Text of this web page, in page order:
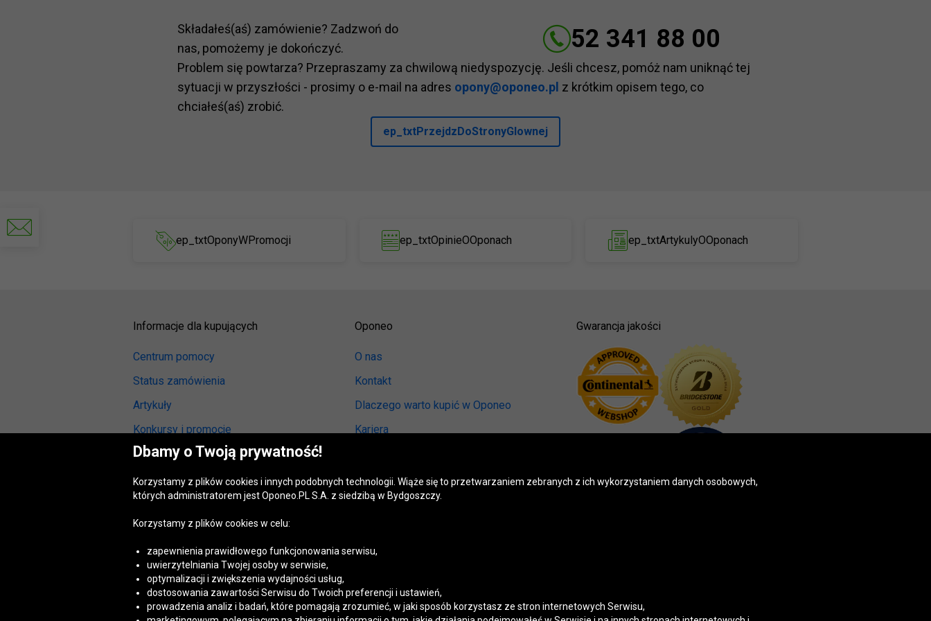
Składałeś(aś) zamówienie? Zadzwoń do
nas, pomożemy je dokończyć.
52 341 88 00
Problem się powtarza? Przepraszamy za chwilową niedyspozycję. Jeśli chcesz, pomóż nam uniknąć tej
sytuacji w przyszłości - prosimy o e-mail na adres opony@oponeo.pl z krótkim opisem tego, co
chciałeś(aś) zrobić.
ep_txtPrzejdzDoStronyGlownej
ep_txtOponyWPromocji ep_txtOpinieOOponach ep_txtArtykulyOOponach
Informacje dla kupujących
Centrum pomocy
Status zamówienia
Artykuły
Konkursy i promocje
Odstąpienie od umowy
Reklamacja gwarancyjna
Opinie o oponach
Akt o usługach cyfrowych(DSA)
Dostępność cyfrowa
Oponeo
O nas
Kontakt
Dlaczego warto kupić w Oponeo
Kariera
Biuro prasowe
Kręci nas recykling
Mapa fotoradarów
Ustawienia cookies
Gwarancja jakości
Dbamy o Twoją prywatność!
Korzystamy z plików cookies i innych podobnych technologii. Wiąże się to przetwarzaniem zebranych z ich wykorzystaniem danych osobowych,
których administratorem jest Oponeo.PL S.A. z siedzibą w Bydgoszczy.
Korzystamy z plików cookies w celu:
zapewnienia prawidłowego funkcjonowania serwisu,
uwierzytelniania Twojej osoby w serwisie,
optymalizacji i zwiększenia wydajności usług,
dostosowania zawartości Serwisu do Twoich preferencji i ustawień,
prowadzenia analiz i badań, które pomagają zrozumieć, w jaki sposób korzystasz ze stron internetowych Serwisu,